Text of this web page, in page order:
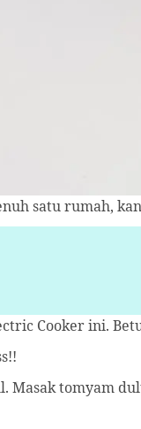
satu rumah,
Cooker ini.
tomyam